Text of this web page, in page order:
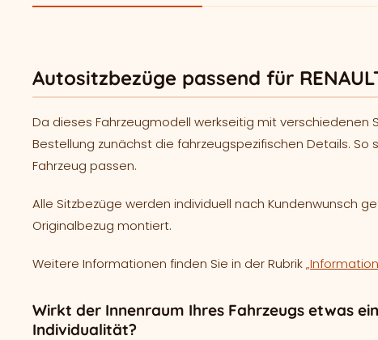
Autositzbezüge passend für
Da dieses Fahrzeugmodell werkseitig mit
Bestellung zunächst die fahrzeugspezifischen Details.
Fahrzeug passen.
Alle Sitzbezüge werden individuell nach Kundenwunsch
Originalbezug montiert.
Weitere Informationen finden Sie in der Rubrik
Wirkt der Innenraum Ihres Fahrzeugs etwas
Individualität?